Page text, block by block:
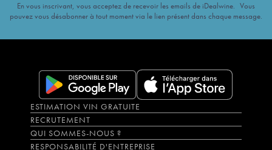
En vous inscrivant, vous acceptez de recevoir les emails de iDealwine. Vous
pouvez vous désabonner à tout moment via le lien présent dans chaque message.
ESTIMATION VIN GRATUITE
RECRUTEMENT
QUI SOMMES-NOUS ?
RESPONSABILITÉ D'ENTREPRISE